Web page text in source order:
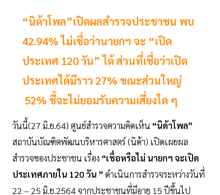
“นิด้าโพล”เปิดผลสำรวจประชาชน พบ
42.94% ไม่เชื่อว่านายกฯ จะ “เปิด
ประเทศ 120 วัน” ได้ ส่วนที่เชื่อว่าเปิด
ประเทศได้มีราว 27% ขณะส่วนใหญ่
52% ชี้จะไม่ยอมรับความเสี่ยงใด ๆ
วันนี้(27 มิ.ย.64) ศูนย์สำรวจความคิดเห็น “นิด้าโพล”
สถาบันบัณฑิตพัฒนบริหารศาสตร์ (นิด้า) เปิดเผยผล
สำรวจของประชาชน เรื่อง “เชื่อหรือไม่ นายกฯ จะเปิด
ประเทศภายใน 120 วัน ” ดำเนินการสำรวจระหว่างวันที่
22 – 25 มิ.ย.2564 จากประชาชนที่มีอายุ 15 ปีขึ้นไป